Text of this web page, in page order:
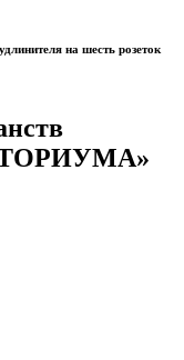
на шесть розеток